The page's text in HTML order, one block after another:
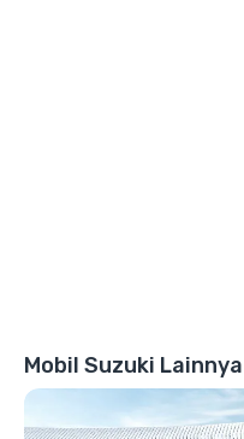
Mobil Suzuki Lainnya